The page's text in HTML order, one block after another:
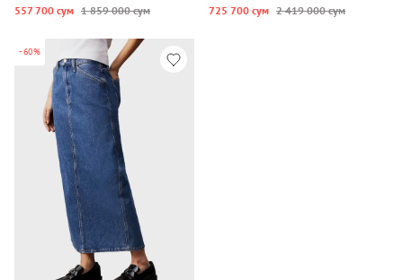
557 700 сум 1 859 000 сум 725 700 сум 2 419 000 сум
-60%